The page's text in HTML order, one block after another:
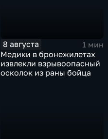
8 августа
1 мин
Медики в бронежилетах
извлекли взрывоопасный
осколок из раны бойца